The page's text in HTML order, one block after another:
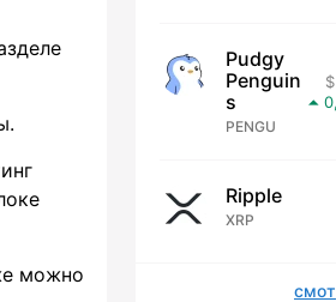
можно
Pudgy
Penguin
s
PENGU
Ripple
XRP